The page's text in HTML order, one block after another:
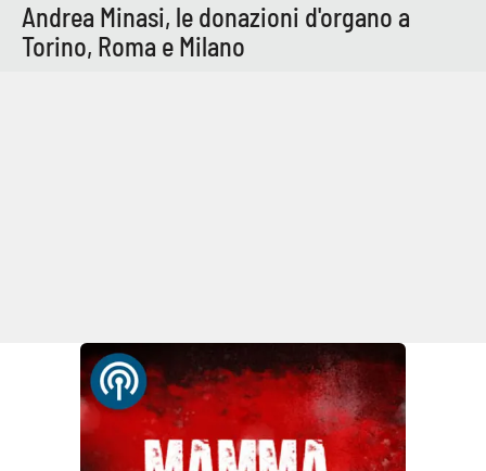
Andrea Minasi, le donazioni d'organo a
Torino, Roma e Milano